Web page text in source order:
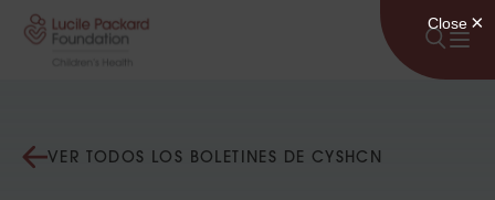
Saltar al contenido
VER TODOS LOS BOLETINES DE CYSHCN